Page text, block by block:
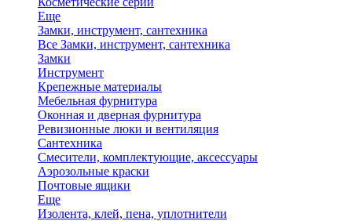
Еще
Замки, инструмент, сантехника
Все Замки, инструмент, сантехника
Замки
Инструмент
Крепежные материалы
Мебельная фурнитура
Оконная и дверная фурнитура
Ревизионные люки и вентиляция
Сантехника
Смесители, комплектующие, аксессуары
Аэрозольные краски
Почтовые ящики
Еще
Изолента, клей, пена, уплотнители